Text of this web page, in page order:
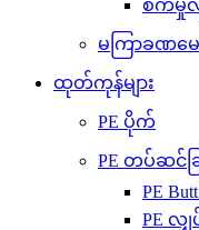
စက်မှု
မကြာခဏမေ
ထုတ်ကုန်များ
PE ပိုက်
PE တပ်ဆင်ခ
PE
PE လ